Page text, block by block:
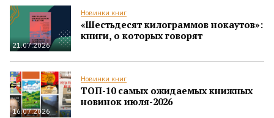
21.07.2026
Новинки книг
«Шестьдесят килограммов нокаутов»:
книги, о которых говорят
16.07.2026
Новинки книг
ТОП-10 самых ожидаемых книжных
новинок июля-2026